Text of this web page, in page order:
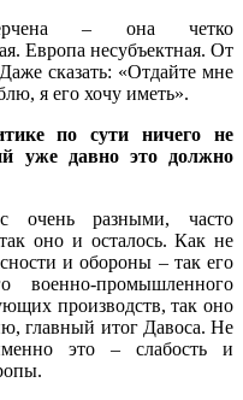
– она четко
Европа несубъектная. От
сказать: «Отдайте мне
я его хочу иметь».
по сути ничего не
уже давно это должно
разными, часто
оно и осталось. Как не
и обороны – так его
промышленного
производств, так оно
главный итог Давоса. Не
это – слабость и